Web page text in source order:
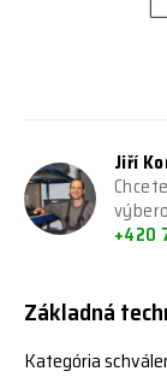
Jiří
+420
Základná
Kategória